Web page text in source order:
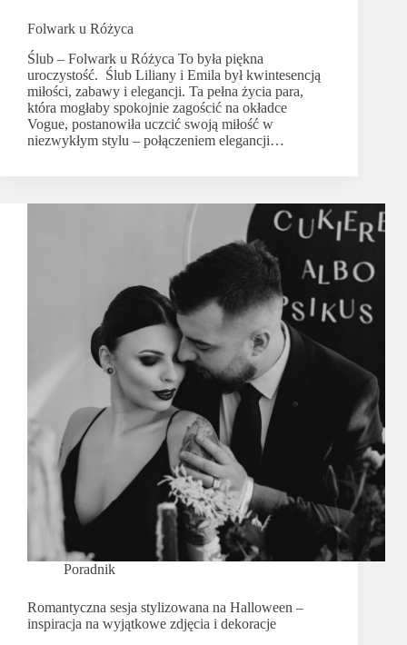
Folwark u Różyca
Ślub – Folwark u Różyca To była piękna
uroczystość. Ślub Liliany i Emila był kwintesencją
miłości, zabawy i elegancji. Ta pełna życia para,
która mogłaby spokojnie zagościć na okładce
Vogue, postanowiła uczcić swoją miłość w
niezwykłym stylu – połączeniem elegancji…
Poradnik
Romantyczna sesja stylizowana na Halloween –
inspiracja na wyjątkowe zdjęcia i dekoracje